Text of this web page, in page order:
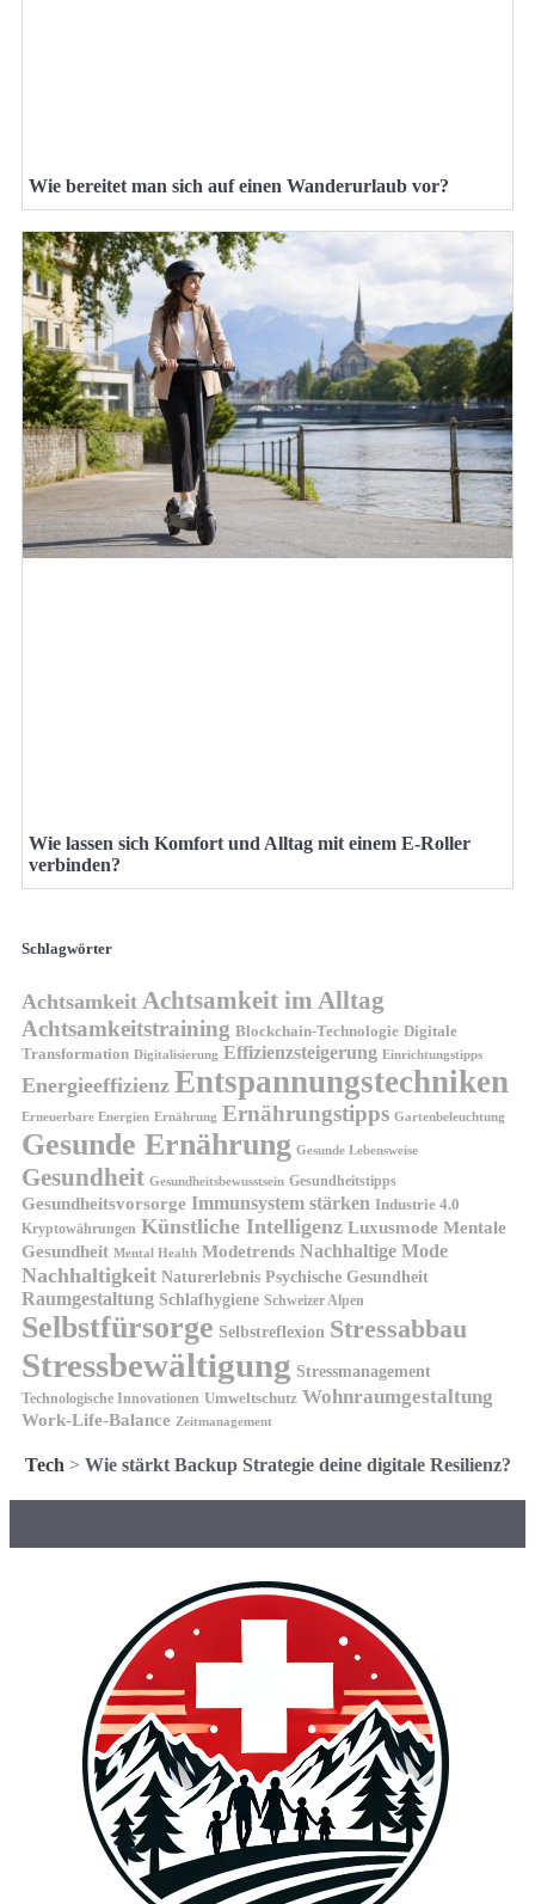
Wie bereitet man sich auf einen Wanderurlaub vor?
Wie lassen sich Komfort und Alltag mit einem E-Roller
verbinden?
Schlagwörter
Achtsamkeit Achtsamkeit im Alltag
Achtsamkeitstraining Blockchain-Technologie Digitale
Transformation Digitalisierung Effizienzsteigerung Einrichtungstipps
Energieeffizienz Entspannungstechniken
Erneuerbare Energien Ernährung Ernährungstipps Gartenbeleuchtung
Gesunde Ernährung Gesunde Lebensweise
Gesundheit Gesundheitsbewusstsein Gesundheitstipps
Gesundheitsvorsorge Immunsystem stärken Industrie 4.0
Kryptowährungen Künstliche Intelligenz Luxusmode Mentale
Gesundheit Mental Health Modetrends Nachhaltige Mode
Nachhaltigkeit Naturerlebnis Psychische Gesundheit
Raumgestaltung Schlafhygiene Schweizer Alpen
Selbstfürsorge Selbstreflexion Stressabbau
Stressbewältigung Stressmanagement
Technologische Innovationen Umweltschutz Wohnraumgestaltung
Work-Life-Balance Zeitmanagement
Tech > Wie stärkt Backup Strategie deine digitale Resilienz?